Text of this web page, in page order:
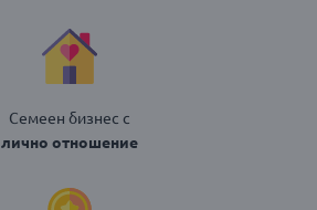
Семеен бизнес с
лично отношение